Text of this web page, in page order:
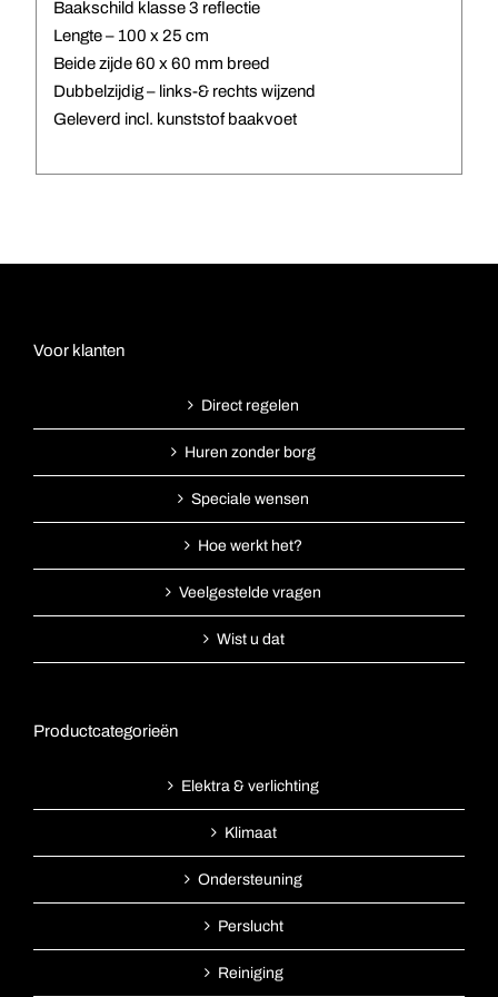
Baakschild klasse 3 reflectie
Lengte – 100 x 25 cm
Beide zijde 60 x 60 mm breed
Dubbelzijdig – links-& rechts wijzend
Geleverd incl. kunststof baakvoet
Voor klanten
Direct regelen
Huren zonder borg
Speciale wensen
Hoe werkt het?
Veelgestelde vragen
Wist u dat
Productcategorieën
Elektra & verlichting
Klimaat
Ondersteuning
Perslucht
Reiniging